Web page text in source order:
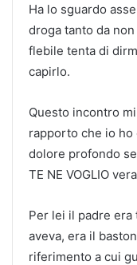
Ha lo sguardo
droga tanto da
flebile tenta di
capirlo.
Questo incontro
rapporto che io ho
dolore profondo
TE NE VOGLIO
Per lei il padre era
aveva, era il
riferimento a cui